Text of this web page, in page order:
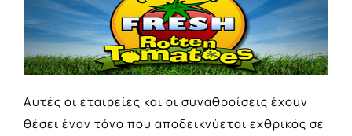
Αυτές οι εταιρείες και οι συναθροίσεις έχουν
θέσει έναν τόνο που αποδεικνύεται εχθρικός σε